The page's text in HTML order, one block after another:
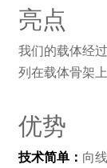
亮点
我们的载体经
列在载体骨架
优势
技术简单： 向